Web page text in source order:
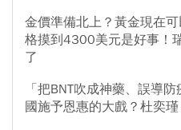
金價準備北上？黃金現在
格摸到4300美元是好事！
了
「把BNT吹成神藥、誤導
國施予恩惠的大戲？杜奕